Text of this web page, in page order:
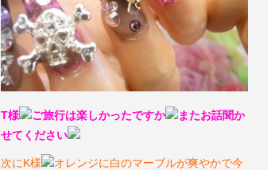
T様 ご旅行は楽しかったですか
またお話聞か
せてください
次にK様
オレンジに白のマーブルが爽やかで今